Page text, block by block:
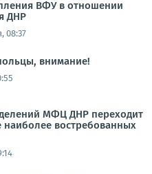
ВФУ в отношении
ДНР
08:37
внимание!
МФЦ ДНР переходит
наиболее востребованных